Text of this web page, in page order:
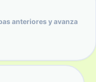
anteriores y avanza